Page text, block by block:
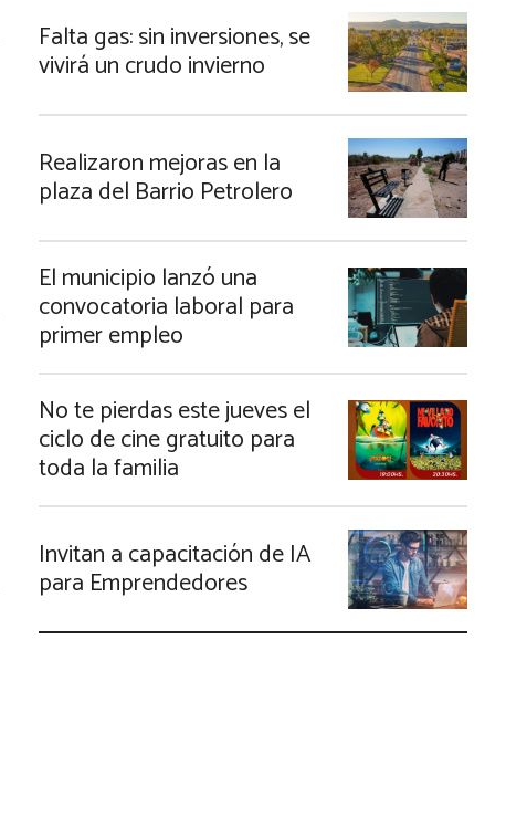
Falta gas: sin inversiones, se
vivirá un crudo invierno
Realizaron mejoras en la
plaza del Barrio Petrolero
El municipio lanzó una
convocatoria laboral para
primer empleo
No te pierdas este jueves el
ciclo de cine gratuito para
toda la familia
Invitan a capacitación de IA
para Emprendedores